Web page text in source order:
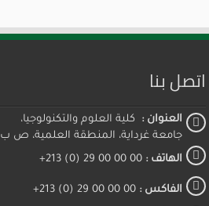
اتصل بنا
العنوان : كلية العلوم والتكنولوجيا،
جامعة غرداية، المنطقة العلمية، ص ب 455، غرداية، 47000، الجزائر
الهاتف : 00 00 00 29 (0) 213+
الفاكس : 00 00 00 29 (0) 213+